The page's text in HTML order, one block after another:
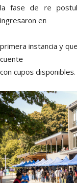
la fase de re
ingresaron en
primera instancia y
cuente
con cupos disponibles.